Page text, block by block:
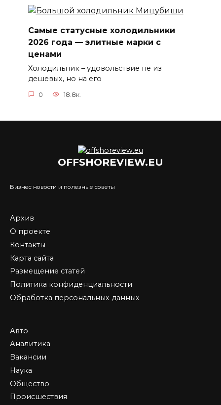
Самые статусные холодильники
2026 года — элитные марки с
ценами
Холодильник – удовольствие не из
дешевых, но на его
0 18.8к.
OFFSHOREVIEW.EU
Бизнес новости и полезные советы
Архив
О проекте
Контакты
Карта сайта
Размещение статей
Политика конфиденциальности
Обработка персональных данных
Авто
Аналитика
Вакансии
Наука
Общество
Происшествия